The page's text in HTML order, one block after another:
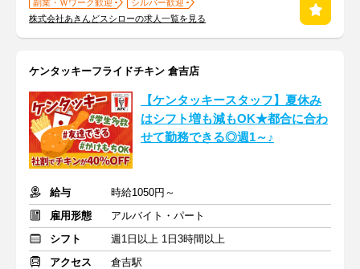
副業・Ｗワーク歓迎
シルバー歓迎
株式会社あきんどスシローの求人一覧を見る
ケンタッキーフライドチキン 倉吉店
【ケンタッキースタッフ】夏休み
はシフト増も減もOK★都合に合わ
せて勤務できる◎週1～♪
給与
時給1050円～
雇用形態
アルバイト・パート
シフト
週1日以上 1日3時間以上
アクセス
倉吉駅